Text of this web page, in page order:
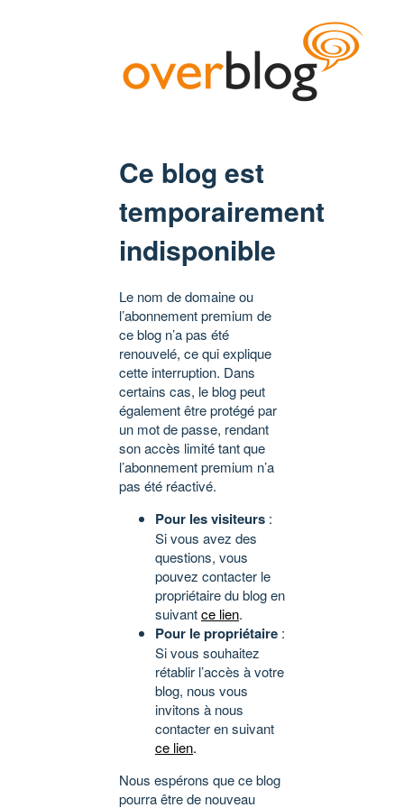
Ce blog est
temporairement
indisponible
Le nom de domaine ou
l’abonnement premium de
ce blog n’a pas été
renouvelé, ce qui explique
cette interruption. Dans
certains cas, le blog peut
également être protégé par
un mot de passe, rendant
son accès limité tant que
l’abonnement premium n’a
pas été réactivé.
Pour les visiteurs :
Si vous avez des
questions, vous
pouvez contacter le
propriétaire du blog en
suivantce lien.
Pour le propriétaire :
Si vous souhaitez
rétablir l’accès à votre
blog, nous vous
invitons à nous
contacter en suivant
ce lien.
Nous espérons que ce blog
pourra être de nouveau